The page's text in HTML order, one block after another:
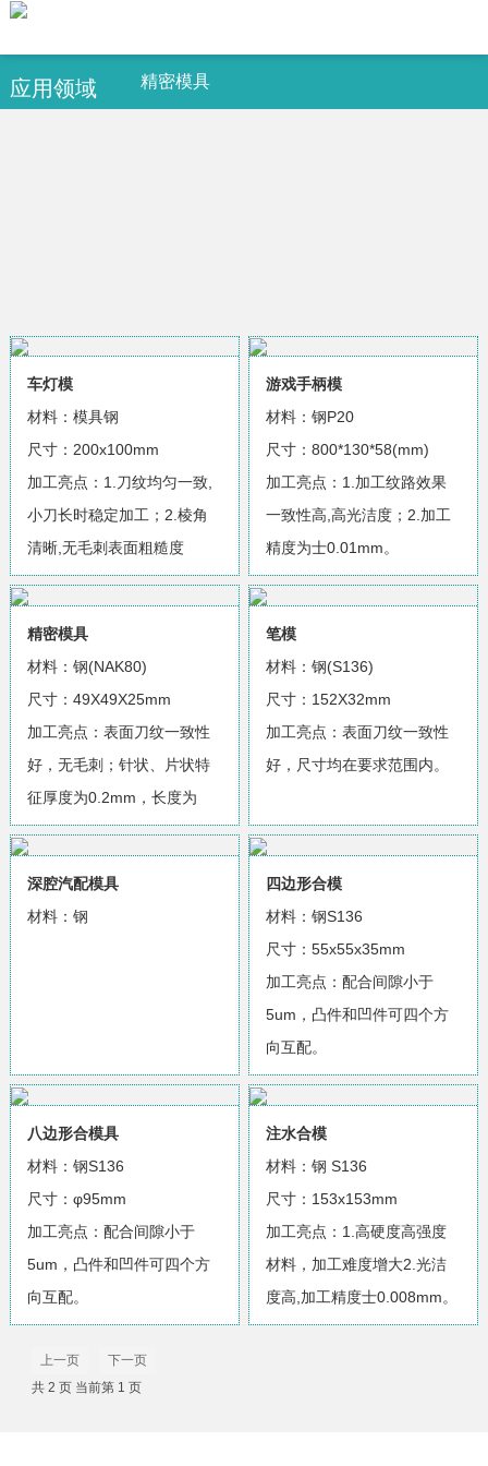
应用领域 精密模具
车灯模
材料：模具钢
尺寸：200x100mm
加工亮点：1.刀纹均匀一致,
小刀长时稳定加工；2.棱角
清晰,无毛刺表面粗糙度
Ra<0.05um。
游戏手柄模
材料：钢P20
尺寸：800*130*58(mm)
加工亮点：1.加工纹路效果
一致性高,高光洁度；2.加工
精度为士0.01mm。
精密模具
材料：钢(NAK80)
尺寸：49X49X25mm
加工亮点：表面刀纹一致性
好，无毛刺；针状、片状特
征厚度为0.2mm，长度为
10mm。
笔模
材料：钢(S136)
尺寸：152X32mm
加工亮点：表面刀纹一致性
好，尺寸均在要求范围内。
深腔汽配模具
材料：钢
四边形合模
材料：钢S136
尺寸：55x55x35mm
加工亮点：配合间隙小于
5um，凸件和凹件可四个方
向互配。
八边形合模具
材料：钢S136
尺寸：φ95mm
加工亮点：配合间隙小于
5um，凸件和凹件可四个方
向互配。
注水合模
材料：钢 S136
尺寸：153x153mm
加工亮点：1.高硬度高强度
材料，加工难度增大2.光洁
度高,加工精度士0.008mm。
上一页
下一页
共 2 页 当前第 1 页